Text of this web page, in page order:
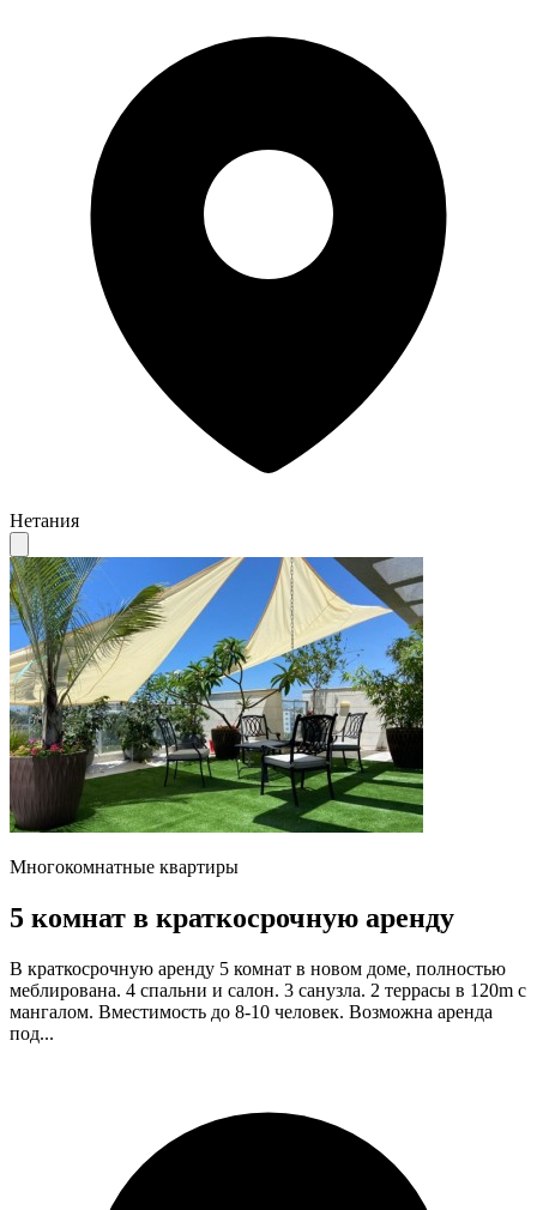
Нетания
Многокомнатные квартиры
5 комнат в краткосрочную аренду
В краткосрочную аренду 5 комнат в новом доме, полностью
меблирована. 4 спальни и салон. 3 санузла. 2 террасы в 120m с
мангалом. Вместимость до 8-10 человек. Возможна аренда
под...